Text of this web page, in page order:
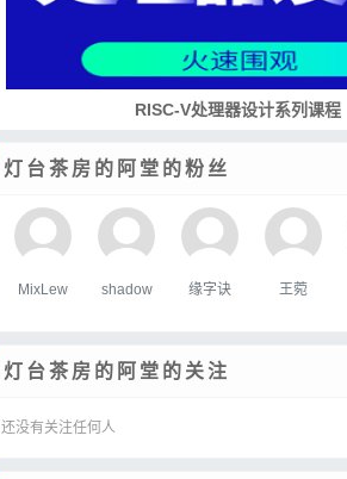
RISC-V处理器设计系列课程
灯台茶房的阿堂的粉丝
MixLew shadow 缘字诀 王菀
灯台茶房的阿堂的关注
还没有关注任何人